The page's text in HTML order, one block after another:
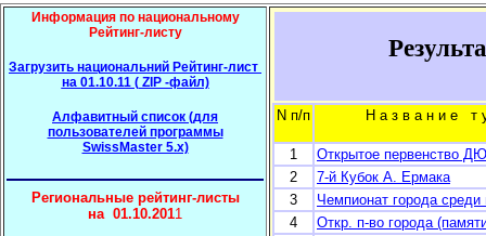
Информацияпо национальному
Рейтинг-листу
Загрузить национальний Рейтинг-лист
на 01.10.11 ( ZIP -файл)
Алфавитный список (для
пользователей программы
SwissMaster 5.x)
Региональные рейтинг-листы
на 01.10.2011
N п/п Н а з в а н
1
Открытое первенство
2
7-й Кубок А. Ермака
3
Чемпионат города среди
4
Откр. п-во города